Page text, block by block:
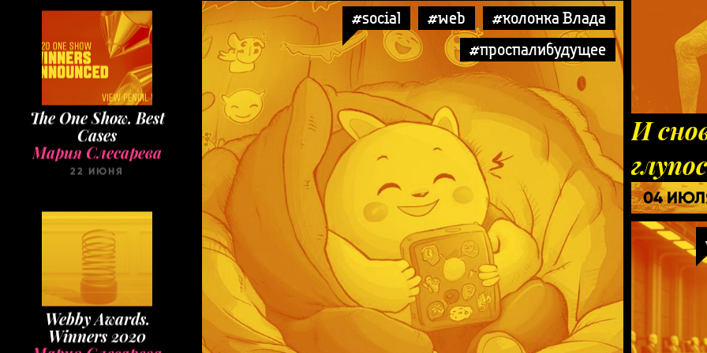
The One Show. Best
Cases
Мария Слесарева
22 ИЮНЯ
Webby Awards.
Winners 2020
И
04
#social #web
#колонка Влада
#проспалибудущее